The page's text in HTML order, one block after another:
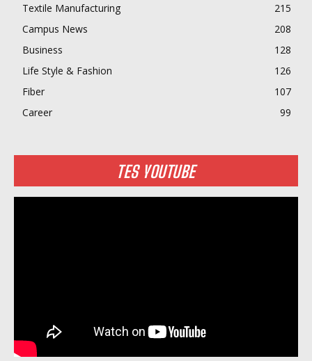
Textile Manufacturing
215
Campus News
208
Business
128
Life Style & Fashion
126
Fiber
107
Career
99
TES YOUTUBE